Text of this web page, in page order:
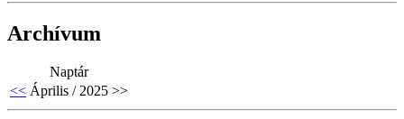
Archívum
Naptár
<< Április / 2025 >>